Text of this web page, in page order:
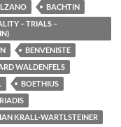
BACHTIN
– TRIALS –
BENVENISTE
WALDENFELS
BOETHIUS
KRALL-WARTLSTEINER